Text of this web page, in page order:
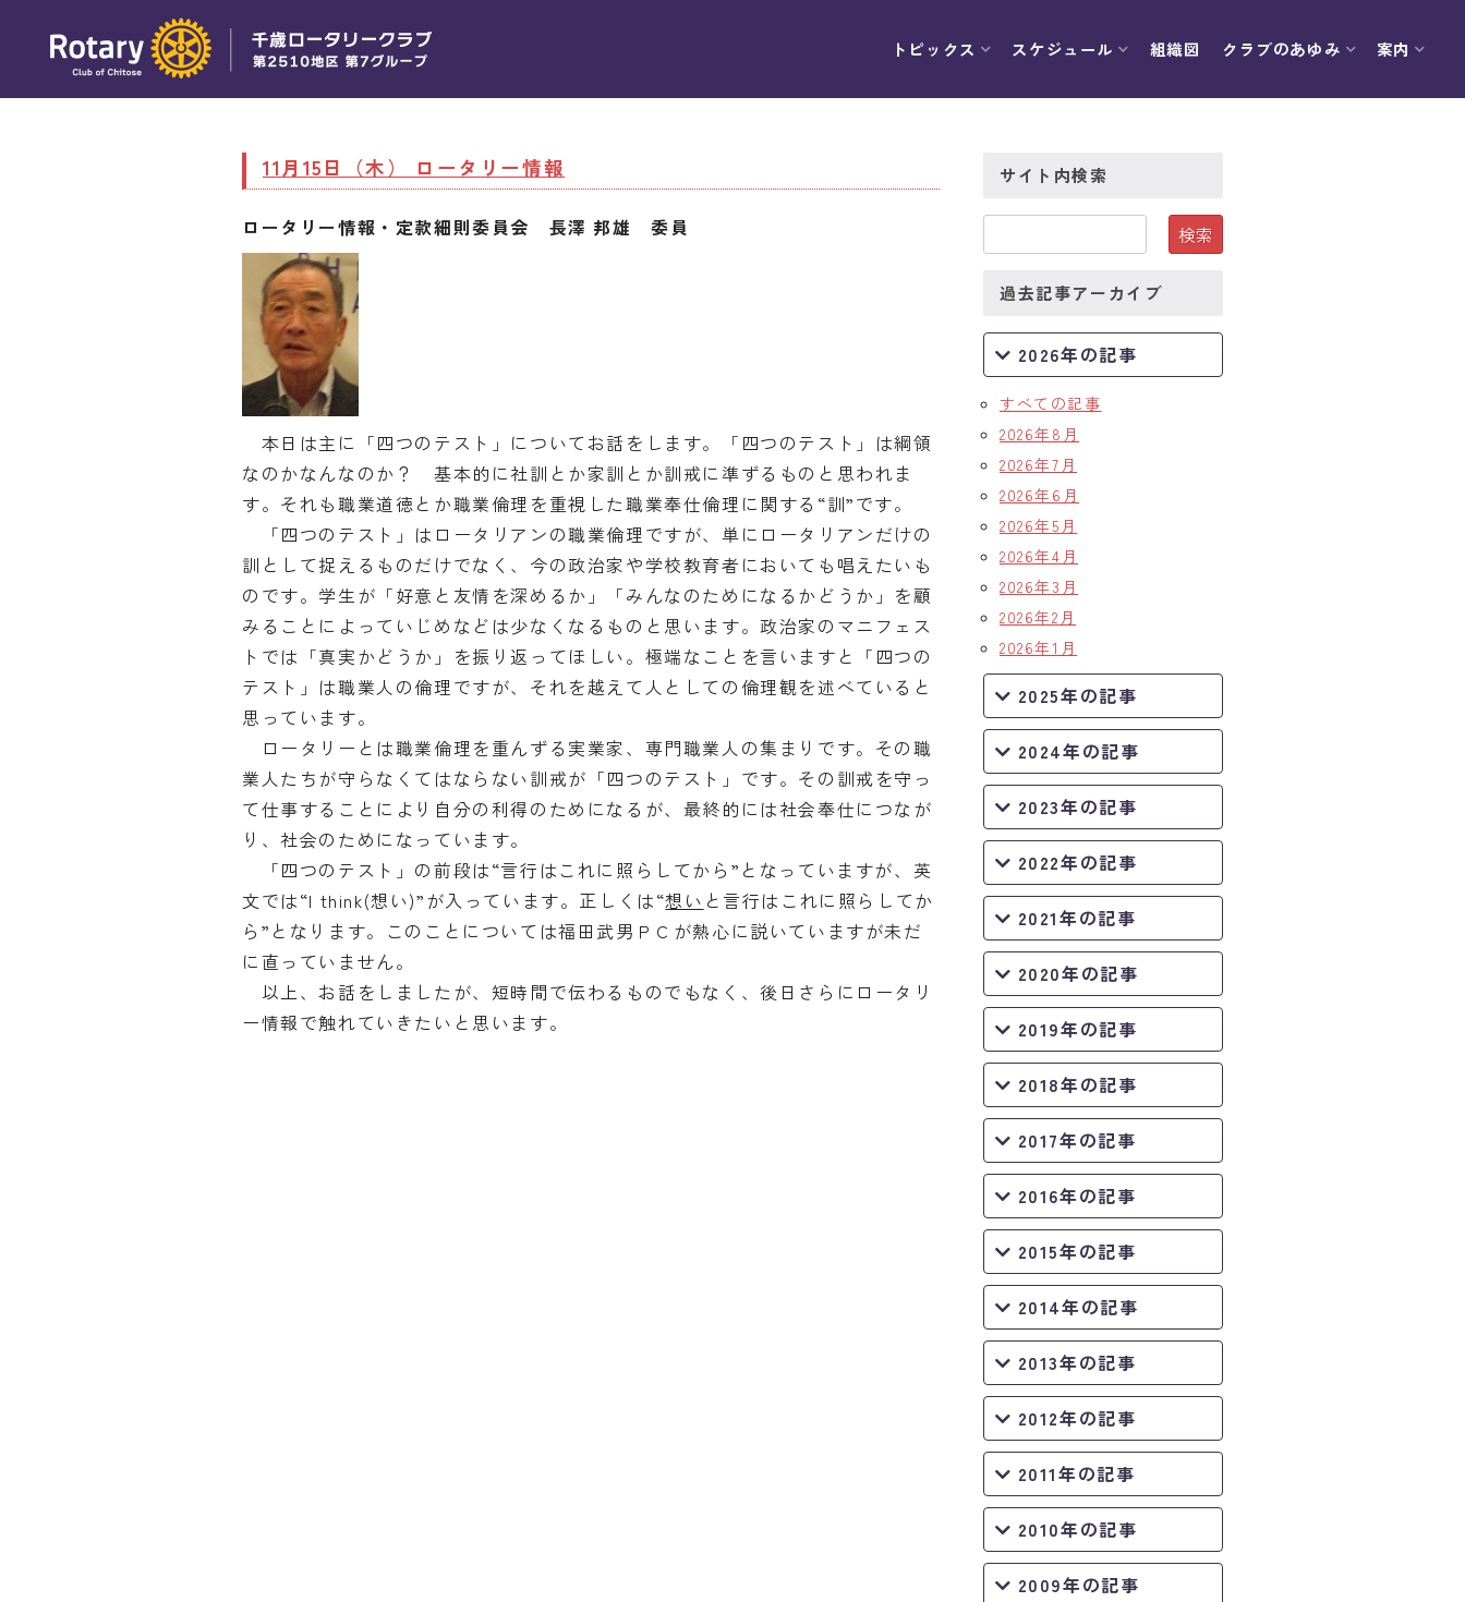
トピックス スケジュール 組織図 クラブのあゆみ 案内
11月15日（木） ロータリー情報
ロータリー情報・定款細則委員会 長澤 邦雄 委員
本日は主に「四つのテスト」についてお話をします。「四つのテスト」は綱領
なのかなんなのか？ 基本的に社訓とか家訓とか訓戒に準ずるものと思われま
す。それも職業道徳とか職業倫理を重視した職業奉仕倫理に関する“訓”です。
「四つのテスト」はロータリアンの職業倫理ですが、単にロータリアンだけの
訓として捉えるものだけでなく、今の政治家や学校教育者においても唱えたいも
のです。学生が「好意と友情を深めるか」「みんなのためになるかどうか」を顧
みることによっていじめなどは少なくなるものと思います。政治家のマニフェス
トでは「真実かどうか」を振り返ってほしい。極端なことを言いますと「四つの
テスト」は職業人の倫理ですが、それを越えて人としての倫理観を述べていると
思っています。
ロータリーとは職業倫理を重んずる実業家、専門職業人の集まりです。その職
業人たちが守らなくてはならない訓戒が「四つのテスト」です。その訓戒を守っ
て仕事することにより自分の利得のためになるが、最終的には社会奉仕につなが
り、社会のためになっています。
「四つのテスト」の前段は“言行はこれに照らしてから”となっていますが、英
文では“I think(想い)”が入っています。正しくは“想い と言行はこれに照らしてか
ら”となります。このことについては福田武男ＰＣが熱心に説いていますが未だ
に直っていません。
以上、お話をしましたが、短時間で伝わるものでもなく、後日さらにロータリ
ー情報で触れていきたいと思います。
サイト内検索
過去記事アーカイブ
2026年の記事
すべての記事
2026年8月
2026年7月
2026年6月
2026年5月
2026年4月
2026年3月
2026年2月
2026年1月
2025年の記事
2024年の記事
2023年の記事
2022年の記事
2021年の記事
2020年の記事
2019年の記事
2018年の記事
2017年の記事
2016年の記事
2015年の記事
2014年の記事
2013年の記事
2012年の記事
2011年の記事
2010年の記事
2009年の記事